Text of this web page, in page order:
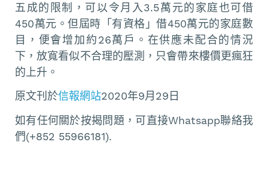
五成的限制，可以令月入3.5萬元的家庭也可借
450萬元。但屆時「有資格」借450萬元的家庭數
目，便會增加約26萬戶。在供應未配合的情況
下，放寬看似不合理的壓測，只會帶來樓價更瘋狂
的上升。
原文刊於信報網站2020年9月29日
如有任何關於按揭問題，可直接Whatsapp聯絡我
們(+852 55966181).